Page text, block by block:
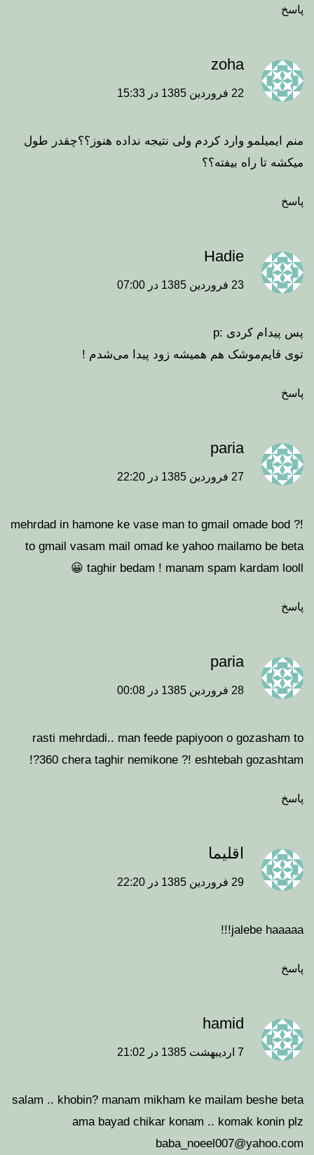
پاسخ
zoha
22 فروردین 1385 در 15:33
منم ایمیلمو وارد کردم ولی نتیجه نداده هنوز؟؟چقدر طول
میکشه تا راه بیفته؟؟
پاسخ
Hadie
23 فروردین 1385 در 07:00
پس پیدام کردی :p
توی قایم‌موشک هم همیشه زود پیدا می‌شدم !
پاسخ
paria
27 فروردین 1385 در 22:20
mehrdad in hamone ke vase man to gmail omade bod ?!
to gmail vasam mail omad ke yahoo mailamo be beta
taghir bedam ! manam spam kardam looll 😀
پاسخ
paria
28 فروردین 1385 در 00:08
rasti mehrdadi.. man feede papiyoon o gozasham to
360 chera taghir nemikone ?! eshtebah gozashtam?!
پاسخ
اقلیما
29 فروردین 1385 در 22:20
jalebe haaaaa!!!
پاسخ
hamid
7 اردیبهشت 1385 در 21:02
salam .. khobin? manam mikham ke mailam beshe beta
ama bayad chikar konam .. komak konin plz
baba_noeel007@yahoo.com